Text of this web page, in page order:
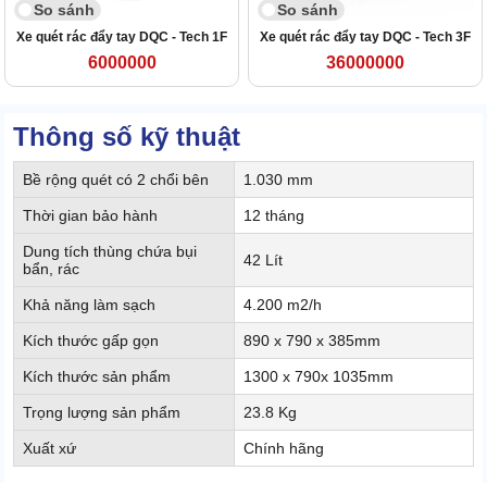
So sánh
Xe quét rác đẩy tay DQC - Tech 1F
6000000
So sánh
Xe quét rác đẩy tay DQC - Tech 3F
36000000
Thông số kỹ thuật
Bề rộng quét có 2 chổi bên 1.030 mm
Thời gian bảo hành 12 tháng
Dung tích thùng chứa bụi
bẩn, rác
42 Lít
Khả năng làm sạch 4.200 m2/h
Kích thước gấp gọn 890 x 790 x 385mm
Kích thước sản phẩm 1300 x 790x 1035mm
Trọng lượng sản phẩm 23.8 Kg
Xuất xứ Chính hãng